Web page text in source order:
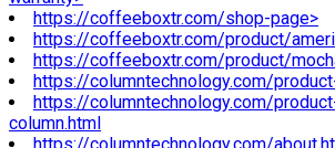
https://coffeeboxtr.com/shop-page>
https://coffeeboxtr.com/product/
https://coffeeboxtr.com/product/
https://columntechnology.com/
https://columntechnology.com/
column.html